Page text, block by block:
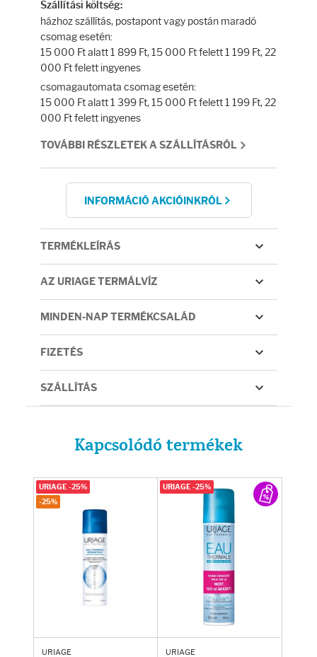
Szállítási költség:
házhoz szállítás, postapont vagy postán maradó
csomag esetén:
15 000 Ft alatt 1 899 Ft, 15 000 Ft felett 1 199 Ft, 22
000 Ft felett ingyenes
csomagautomata csomag esetén:
15 000 Ft alatt 1 399 Ft, 15 000 Ft felett 1 199 Ft, 22
000 Ft felett ingyenes
TOVÁBBI RÉSZLETEK A SZÁLLÍTÁSRÓL
INFORMÁCIÓ AKCIÓINKRÓL
TERMÉKLEÍRÁS
AZ URIAGE TERMÁLVÍZ
MINDEN-NAP TERMÉKCSALÁD
FIZETÉS
SZÁLLÍTÁS
Kapcsolódó termékek
URIAGE
URIAGE -25%
-25%
URIAGE
URIAGE -25%
Fényvédelem
Napozás előtt
Napozás után
AZ ÖSSZES TERMÉK